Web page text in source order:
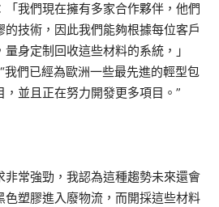
我們現在擁有多家合作夥伴，他們
技術，因此我們能夠根據每位客戶
身定制回收這些材料的系統，」
們已經為歐洲一些最先進的輕型包
並且正在努力開發更多項目。”
非常強勁，我認為這種趨勢未來還會
色塑膠進入廢物流，而開採這些材料